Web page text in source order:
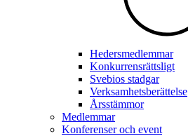
Hedersmedlemmar
Konkurrensrättsligt
Svebios stadgar
Verksamhetsberättelse
Årsstämmor
Medlemmar
Konferenser och event